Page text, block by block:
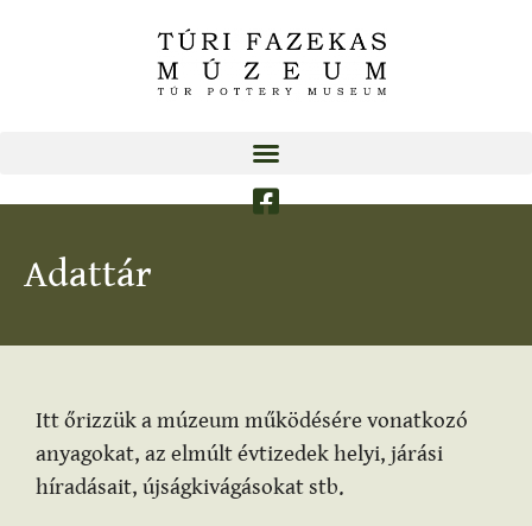
Adattár
Itt őrizzük a múzeum működésére vonatkozó
anyagokat, az elmúlt évtizedek helyi, járási
híradásait, újságkivágásokat stb.